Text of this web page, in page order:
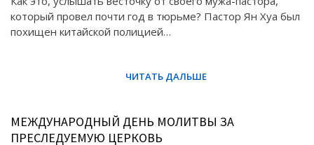
который провел почти год в тюрьме? Пастор Ян Хуа был
похищен китайской полицией…
МЕЖДУНАРОДНЫЙ ДЕНЬ МОЛИТВЫ ЗА
ПРЕСЛЕДУЕМУЮ ЦЕРКОВЬ